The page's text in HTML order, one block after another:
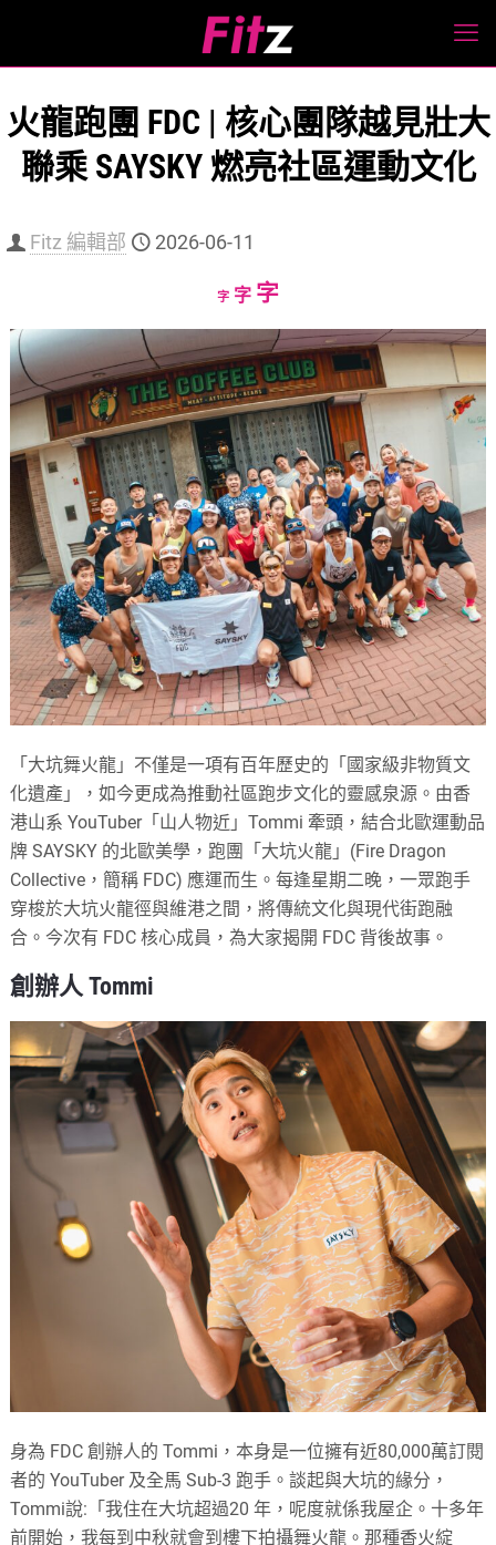
火龍跑團 FDC | 核心團隊越見壯大
聯乘 SAYSKY 燃亮社區運動文化
Fitz 編輯部 2026-06-11
字Decrease
size.
字Reset
size.
字Increase
size.
「大坑舞火龍」不僅是一項有百年歷史的「國家級非物質文
化遺產」，如今更成為推動社區跑步文化的靈感泉源。由香
港山系 YouTuber「山人物近」Tommi 牽頭，結合北歐運動品
牌 SAYSKY 的北歐美學，跑團「大坑火龍」(Fire Dragon
Collective，簡稱 FDC) 應運而生。每逢星期二晚，一眾跑手
穿梭於大坑火龍徑與維港之間，將傳統文化與現代街跑融
合。今次有 FDC 核心成員，為大家揭開 FDC 背後故事。
創辦人 Tommi
身為 FDC 創辦人的 Tommi，本身是一位擁有近80,000萬訂閱
者的 YouTuber 及全馬 Sub-3 跑手。談起與大坑的緣分，
Tommi說:「我住在大坑超過20 年，呢度就係我屋企。十多年
前開始，我每到中秋就會到樓下拍攝舞火龍。那種香火綻